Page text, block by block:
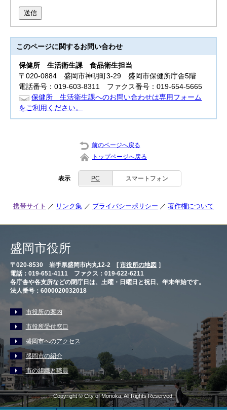
送信
このページに関するお問い合わせ
保健所生活衛生課 食品衛生担当
〒020-0884 盛岡市神明町3-29 盛岡市保健所庁舎5階
電話番号：019-603-8311 ファクス番号：019-654-5665
保健所 生活衛生課へのお問い合わせは専用フォーム
をご利用ください。
前のページへ戻る
トップページへ戻る
表示 PC スマートフォン
携帯サイト リンク集 プライバシーポリシー 著作権について
盛岡市役所
〒020-8530 岩手県盛岡市内丸12-2 [ 市役所の地図 ］
電話：019-651-4111 ファクス：019-622-6211
各庁舎や各支所などの閉庁日は、土曜・日曜日と祝日、年末年始です。
法人番号：6000020032018
市役所の案内
市役所受付窓口
盛岡市へのアクセス
盛岡市の紹介
市の組織と職員
Copyright © City of Morioka, All Rights Reserved.